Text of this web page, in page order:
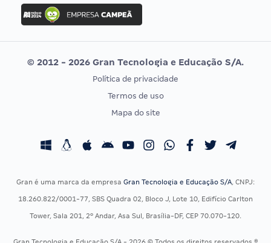
Concurso Ibama
Concurso MPU
Editais publicados
Vunesp
CONCURSOS POR PROFISSÃO
Concursos Fiscais
Concursos Saúde
EXAME DE ORDEM
Calendário OAB
© 2012 - 2026 Gran Tecnologia e Educação S/A.
Política de privacidade
Termos de uso
Mapa do site
Gran é uma marca da empresa Gran Tecnologia e Educação S/A, CNPJ:
18.260.822/0001-77, SBS Quadra 02, Bloco J, Lote 10, Edifício Carlton
Tower, Sala 201, 2º Andar, Asa Sul, Brasília-DF, CEP 70.070-120.